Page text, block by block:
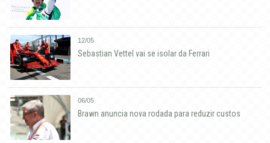
12/05
Sebastian Vettel vai se isolar da Ferrari
06/05
Brawn anuncia nova rodada para reduzir custos